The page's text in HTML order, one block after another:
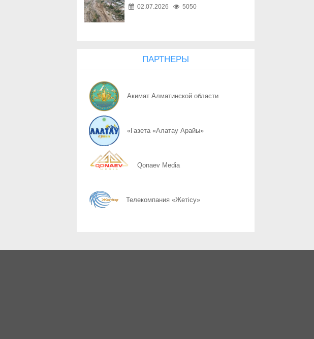
06.08 Собственность начинается с уважения
06.08 Дроппер - не безобидный посредник
06.08
06.08
06.08 Радиоэкологический мониторинг приграничных территорий
02.07.2026
5050
ПАРТНЕРЫ
Акимат Алматинской области
«Газета «Алатау Арайы»
Qonaev Media
Телекомпания «Жетісу»